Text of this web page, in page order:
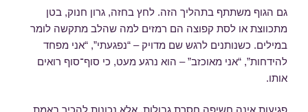
גם הגוף משתתף בתהליך הזה. לחץ בחזה, גרון חנוק, בטן
מתכווצת או לסת קפוצה הם רמזים למה שהלב מתקשה לומר
במילים. כשנותנים לרגש שם מדויק – “נפגעתי”, “אני מפחד
להידחות”, “אני מאוכזב” – הוא נרגע מעט, כי סוף־סוף רואים
אותו.